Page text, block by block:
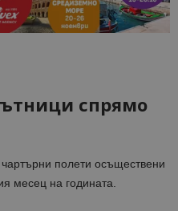
спрямо
полети осъществени
месец на годината.